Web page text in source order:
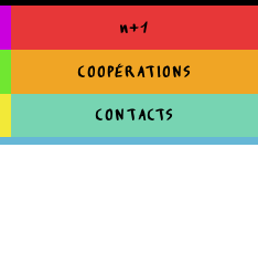
n+1
COOPÉRATIONS
CONTACTS